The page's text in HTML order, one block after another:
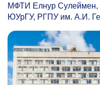
МФТИ Елнур Сулеймен,
ЮУрГУ, РГПУ им. А.И.